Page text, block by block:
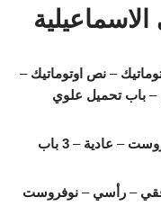
–نص اوتوماتيك –
– باب تحميل علوي
– عادية – 3 باب
–رأسي –نوفروست